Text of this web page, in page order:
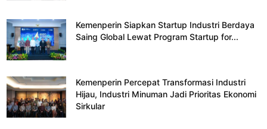
Kemenperin Siapkan Startup Industri Berdaya
Saing Global Lewat Program Startup for...
Kemenperin Percepat Transformasi Industri
Hijau, Industri Minuman Jadi Prioritas Ekonomi
Sirkular